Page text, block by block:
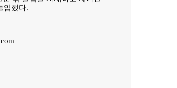
입했다.